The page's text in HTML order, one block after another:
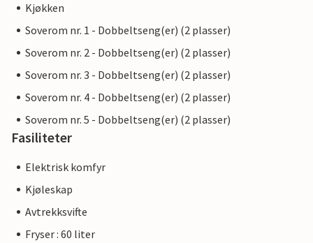
Kjøkken
Soverom nr. 1 - Dobbeltseng(er) (2 plasser)
Soverom nr. 2 - Dobbeltseng(er) (2 plasser)
Soverom nr. 3 - Dobbeltseng(er) (2 plasser)
Soverom nr. 4 - Dobbeltseng(er) (2 plasser)
Soverom nr. 5 - Dobbeltseng(er) (2 plasser)
Fasiliteter
Elektrisk komfyr
Kjøleskap
Avtrekksvifte
Fryser : 60 liter